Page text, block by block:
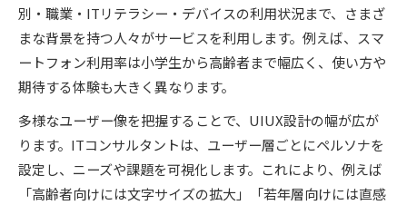
別・職業・ITリテラシー・デバイスの利用状況まで、さまざ
まな背景を持つ人々がサービスを利用します。例えば、スマ
ートフォン利用率は小学生から高齢者まで幅広く、使い方や
期待する体験も大きく異なります。
多様なユーザー像を把握することで、UIUX設計の幅が広が
ります。ITコンサルタントは、ユーザー層ごとにペルソナを
設定し、ニーズや課題を可視化します。これにより、例えば
「高齢者向けには文字サイズの拡大」「若年層向けには直感